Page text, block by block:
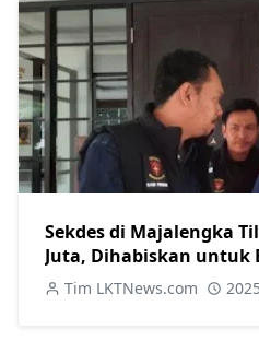
Sekdes di Majalengka
Juta, Dihabiskan untuk
Legends
Tim LKTNews.com